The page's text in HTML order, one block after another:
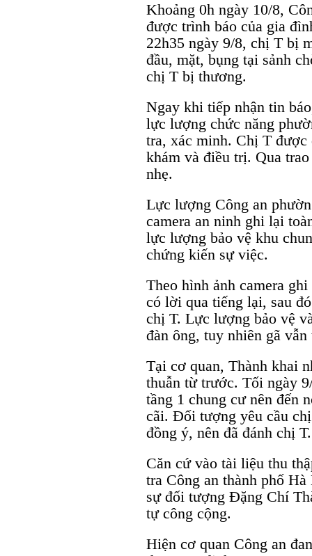
Khoảng 0h ngày 10/8,
được trình báo của gia
22h35 ngày 9/8, chị T bị
đầu, mặt, bụng tại sảnh
chị T bị thương.
Ngay khi tiếp nhận tin
lực lượng chức năng
tra, xác minh. Chị T
khám và điều trị. Qua
nhẹ.
Lực lượng Công an
camera an ninh ghi lại
lực lượng bảo vệ khu
chứng kiến sự việc.
Theo hình ảnh camera
có lời qua tiếng lại, sau
chị T. Lực lượng bảo vệ
đàn ông, tuy nhiên gã
Tại cơ quan, Thành khai
thuẫn từ trước. Tối ngày
tầng 1 chung cư nên đến
cãi. Đối tượng yêu cầu
đồng ý, nên đã đánh chị T.
Căn cứ vào tài liệu thu
tra Công an thành phố
sự đối tượng Đặng Chí
tự công cộng.
Hiện cơ quan Công an